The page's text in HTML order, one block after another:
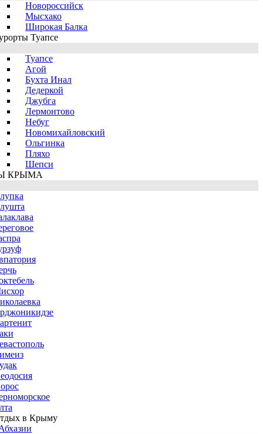
Новороссийск
Мысхако
Широкая Балка
Туапсе
Туапсе
Агой
Бухта Инал
Дедеркой
Джубга
Лермонтово
Небуг
Новомихайловский
Ольгинка
Пляхо
Шепси
КРЫМА
в Крыму